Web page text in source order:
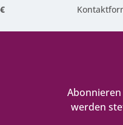
werden